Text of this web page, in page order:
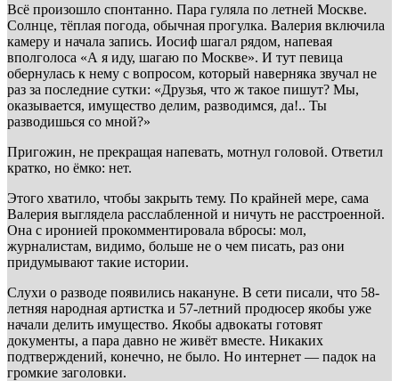
Всё произошло спонтанно. Пара гуляла по летней Москве.
Солнце, тёплая погода, обычная прогулка. Валерия включила
камеру и начала запись. Иосиф шагал рядом, напевая
вполголоса «А я иду, шагаю по Москве». И тут певица
обернулась к нему с вопросом, который наверняка звучал не
раз за последние сутки: «Друзья, что ж такое пишут? Мы,
оказывается, имущество делим, разводимся, да!.. Ты
разводишься со мной?»
Пригожин, не прекращая напевать, мотнул головой. Ответил
кратко, но ёмко: нет.
Этого хватило, чтобы закрыть тему. По крайней мере, сама
Валерия выглядела расслабленной и ничуть не расстроенной.
Она с иронией прокомментировала вбросы: мол,
журналистам, видимо, больше не о чем писать, раз они
придумывают такие истории.
Слухи о разводе появились накануне. В сети писали, что 58-
летняя народная артистка и 57-летний продюсер якобы уже
начали делить имущество. Якобы адвокаты готовят
документы, а пара давно не живёт вместе. Никаких
подтверждений, конечно, не было. Но интернет — падок на
громкие заголовки.